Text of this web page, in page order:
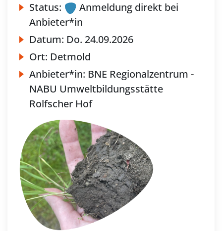
Status:
Anmeldung direkt bei
Anbieter*in
Datum: Do. 24.09.2026
Ort: Detmold
Anbieter*in: BNE Regionalzentrum -
NABU Umweltbildungsstätte
Rolfscher Hof